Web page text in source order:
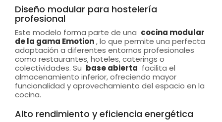
Diseño modular para hostelería
profesional
Este modelo forma parte de una cocina modular
de la gama Emotion, lo que permite una perfecta
adaptación a diferentes entornos profesionales
como restaurantes, hoteles, caterings o
colectividades. Su base abierta facilita el
almacenamiento inferior, ofreciendo mayor
funcionalidad y aprovechamiento del espacio en la
cocina.
Alto rendimiento y eficiencia energética